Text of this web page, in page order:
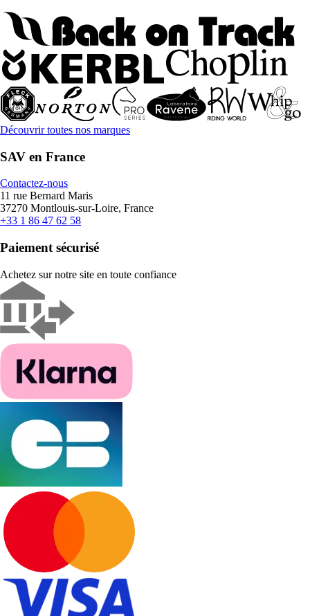
Découvrir toutes nos marques
SAV en France
Contactez-nous
11 rue Bernard Maris
37270 Montlouis-sur-Loire, France
+33 1 86 47 62 58
Paiement sécurisé
Achetez sur notre site en toute confiance